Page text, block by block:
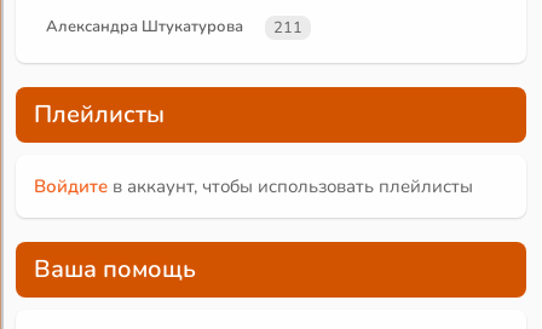
Александра Штукатурова 211
Плейлисты
Войдите в аккаунт, чтобы использовать плейлисты
Ваша помощь